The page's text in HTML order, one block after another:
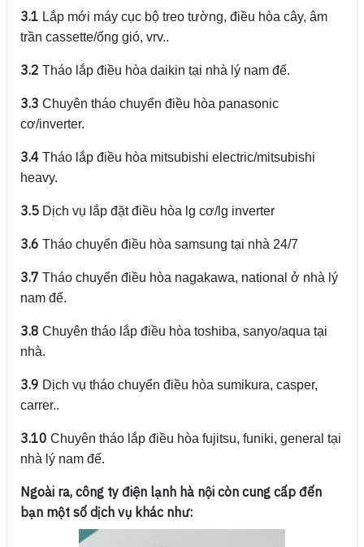
3.1 Lắp mới máy cục bộ treo tường, điều hòa cây, âm
trần cassette/ống gió, vrv..
3.2 Tháo lắp điều hòa daikin tại nhà lý nam đế.
3.3 Chuyên tháo chuyển điều hòa panasonic
cơ/inverter.
3.4 Tháo lắp điều hòa mitsubishi electric/mitsubishi
heavy.
3.5 Dịch vụ lắp đặt điều hòa lg cơ/lg inverter
3.6 Tháo chuyển điều hòa samsung tại nhà 24/7
3.7 Tháo chuyển điều hòa nagakawa, national ở nhà lý
nam đế.
3.8 Chuyên tháo lắp điều hòa toshiba, sanyo/aqua tại
nhà.
3.9 Dịch vụ tháo chuyển điều hòa sumikura, casper,
carrer..
3.10 Chuyên tháo lắp điều hòa fujitsu, funiki, general tại
nhà lý nam đế.
Ngoài ra, công ty điện lạnh hà nội còn cung cấp đến
bạn một số dịch vụ khác như: